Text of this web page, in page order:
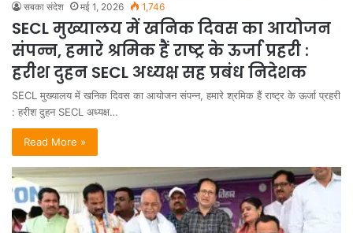
सबका संदेश मई 1, 2026 1,746
SECL मुख्यालय में खनिक दिवस का आयोजन
संपन्न, हमारे श्रमिक हैं राष्ट्र के ऊर्जा प्रहरी :
हरीश दुहन SECL अध्यक्ष सह प्रबंध निदेशक
SECL मुख्यालय में खनिक दिवस का आयोजन संपन्न, हमारे श्रमिक हैं राष्ट्र के ऊर्जा प्रहरी
: हरीश दुहन SECL अध्यक्ष…
Read More »